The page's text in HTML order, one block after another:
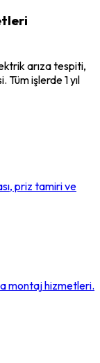
arıza tespiti,
Tüm işlerde 1 yıl
priz tamiri ve
montaj hizmetleri.